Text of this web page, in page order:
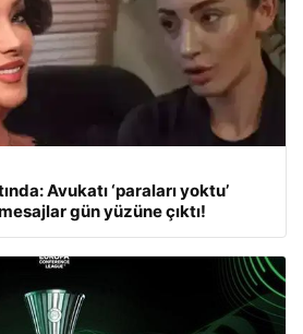
Avukatı ‘paraları yoktu’
gün yüzüne çıktı!